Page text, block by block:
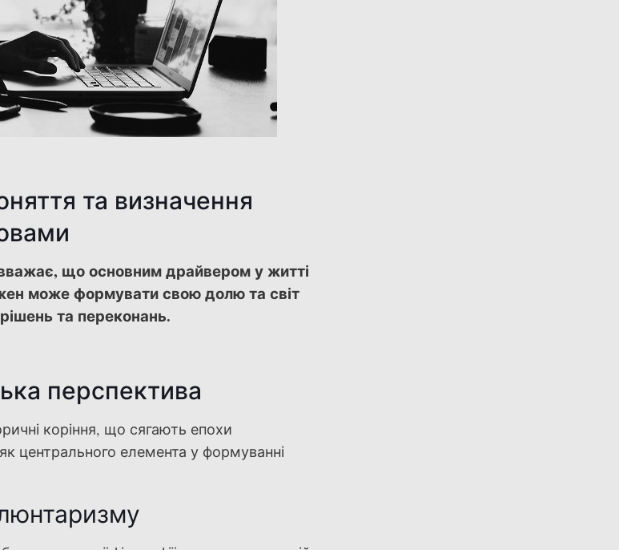
та визначення
що основним драйвером у житті
може формувати свою долю та світ
та переконань.
перспектива
коріння, що сягають епохи
центрального елемента у формуванні